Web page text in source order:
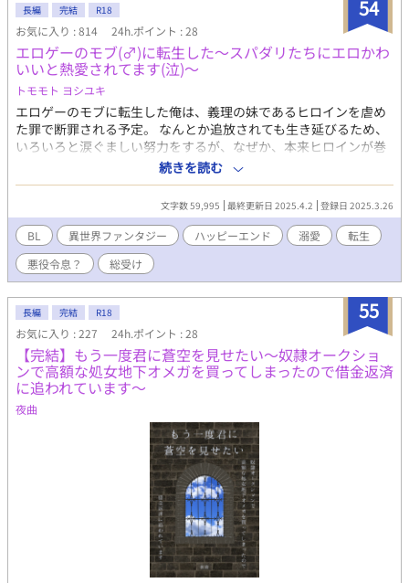
ん達に育てられる健全ホノボノ異世界ライフな感じです。（※大
人編は性描写を含みます） ※主人公の幼児に辛い過去があった
り、モブが八つ裂きにされたりする描写がありますが、基本的に
ハピエン前提の異世界ハッピー溺愛ハーレムものです。 ※大人編
では残酷描写、鬱展開、性描写（３P)等が入ります。 ※書籍化決
定しました～！(涙)ありがとうございます！(涙) アルファポリス
様からタイトルが 『転生したいらない子は異世界お兄さんたちに
守護られ中！（副題・薔薇と雄鹿と宝石と）』で 発売中です！ イ
ラストレーター様は一為先生です(涙)ありがたや……(涙) なお出
版契約に基づき、子供編は来月の刊行日前に非公開となります。
大人編（２部）は盛大なネタバレを含む為、２月２０日（火）に
非公開となります。申し訳ありません……（シワシワ顔） ※大人
編公開につきましては、現在書籍化したばかりで、大人編という
最大のネタバレ部分が 公開中なのは宜しくないのではという話
で、一時的に非公開にさせて頂いております（申し訳ありませ
ん） まだ今後がどうなるか未確定で、私からは詳細を申し上げれ
る状態ではありませんが、 続報がわかり次第、近況ボードやＸ
（https://twitter.com/mohikanhyatthaa）の方で 直ぐに告知さ
せていただきたいと思っております……！ 結末も！ 大人の雪夜
も！ いっぱいたくさん！ 見てもらいたいのでｯｯ！！(涙)
54
長編 完結 R18
お気に入り : 814 24h.ポイント : 28
エロゲーのモブ(♂)に転生した～スパダリたちにエロかわ
いいと熱愛されてます(泣)～
トモモト ヨシユキ
エロゲーのモブに転生した俺は、義理の妹であるヒロインを虐め
た罪で断罪される予定。 なんとか追放されても生き延びるため、
いろいろと涙ぐましい努力をするが、なぜか、本来ヒロインが巻
き込まれる筈の事故に俺が巻き込まれ、その事故の後遺症で魔法
を使うと発情する体質になってしまった！ エブリスタにも掲載し
続きを読む
文字数 59,995 最終更新日 2025.4.2 登録日 2025.3.26
BL 異世界ファンタジー ハッピーエンド 溺愛
転生
悪役令息？
総受け
55
長編 完結 R18
お気に入り : 227 24h.ポイント : 28
【完結】もう一度君に蒼空を見せたい〜奴隷オークショ
ンで高額な処女地下オメガを買ってしまったので借金返済
に追われています〜
夜曲